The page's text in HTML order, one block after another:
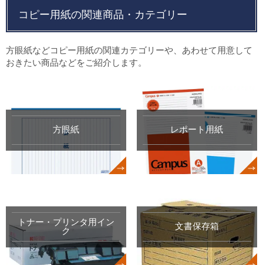
コピー用紙の関連商品・カテゴリー
方眼紙などコピー用紙の関連カテゴリーや、あわせて用意して
おきたい商品などをご紹介します。
方眼紙 レポート用紙
トナー・プリンタ用イン
ク
文書保存箱